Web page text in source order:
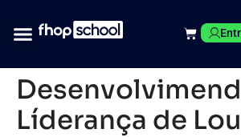
Líderança de